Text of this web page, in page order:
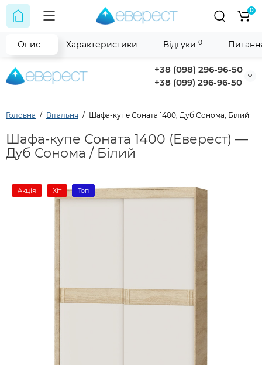
+38 (098) 296-96-50
+38 (099) 296-96-50
0
Головна Вітальня Шафа-купе Соната 1400, Дуб Сонома, Білий
Шафа-купе Соната 1400 (Еверест) —
Дуб Сонома / Білий
Акція Хіт Топ
Опис Характеристики Відгуки 0